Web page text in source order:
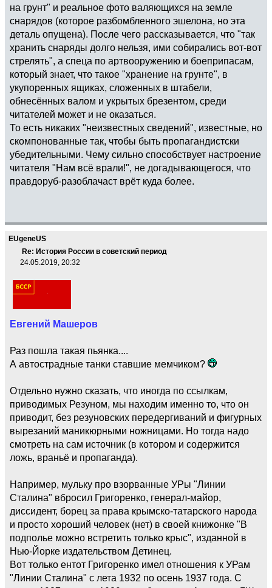
на грунт" и реальное фото валяющихся на земле
снарядов (которое разбомбленного эшелона, но эта
деталь опущена). После чего рассказывается, что "так
хранить снаряды долго нельзя, ими собирались вот-вот
стрелять", а спеца по артвооружению и боеприпасам,
который знает, что такое "хранение на грунте", в
укупоренных ящиках, сложенных в штабели,
обнесённых валом и укрытых брезентом, среди
читателей может и не оказаться.
То есть никаких "неизвестных сведений", известные, но
скомпонованные так, чтобы быть пропагандистски
убедительными. Чему сильно способствует настроение
читателя "Нам всё врали!", не догадывающегося, что
правдоруб-разоблачаст врёт куда более.
EUgeneUS
Re: История России в советский период
24.05.2019, 20:32
Евгений Машеров
Раз пошла такая пьянка....
А автострадные танки ставшие мемчиком?
Отдельно нужно сказать, что иногда по ссылкам,
приводимых Резуном, мы находим именно то, что он
приводит, без резуновских передергиваний и фигурных
вырезаний маникюрными ножницами. Но тогда надо
смотреть на сам источник (в котором и содержится
ложь, враньё и пропаганда).
Например, мульку про взорванные УРы "Линии
Сталина" вбросил Григоренко, генерал-майор,
диссидент, борец за права крымско-татарского народа
и просто хороший человек (нет) в своей книжонке "В
подполье можно встретить только крыс", изданной в
Нью-Йорке издательством Детинец.
Вот только ентот Григоренко имел отношения к УРам
"Линии Сталина" с лета 1932 по осень 1937 года. С